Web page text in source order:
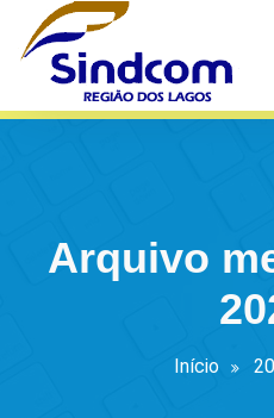
para
Arquivo
Início